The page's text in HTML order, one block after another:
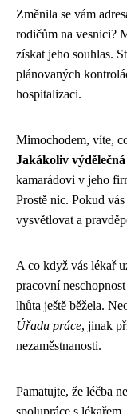
Změnila se vám
rodičům na vesnici?
získat jeho souhlas.
plánovaných
hospitalizaci.
Mimochodem, víte,
Jakákoliv
kamarádovi v jeho
Prostě nic. Pokud
vysvětlovat a
A co když vás lékař
pracovní
lhůta ještě běžela.
Úřadu práce, jinak
nezaměstnanosti.
Pamatujte, že léčba
spolupráce s